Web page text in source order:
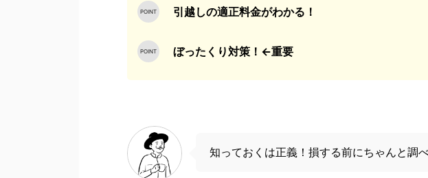
引越しの適正料金がわかる！
ぼったくり対策！←重要
知っておくは正義！損する前にちゃんと調べ